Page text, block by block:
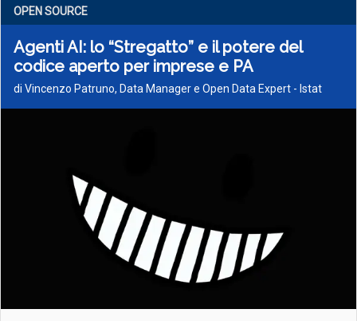
OPEN SOURCE
Agenti AI: lo “Stregatto” e il potere del
codice aperto per imprese e PA
di Vincenzo Patruno, Data Manager e Open Data Expert - Istat